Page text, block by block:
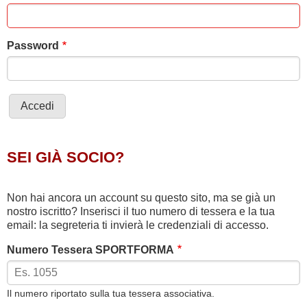
Password
SEI GIÀ SOCIO?
Non hai ancora un account su questo sito, ma se già un
nostro iscritto? Inserisci il tuo numero di tessera e la tua
email: la segreteria ti invierà le credenziali di accesso.
Numero Tessera SPORTFORMA
Il numero riportato sulla tua tessera associativa.